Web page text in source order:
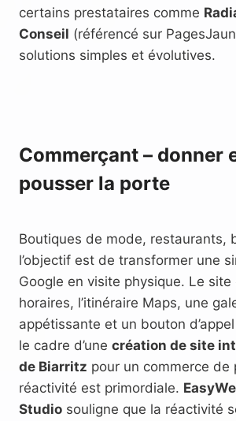
certains prestataires comme
Conseil (référencé sur
solutions simples et évolutives.
Commerçant – donner
pousser la porte
Boutiques de mode, restaurants,
l’objectif est de transformer une
Google en visite physique. Le
horaires, l’itinéraire Maps, une
appétissante et un bouton
le cadre d’une création de site
de Biarritz pour un commerce de
réactivité est primordiale.
Studio souligne que la réactivité